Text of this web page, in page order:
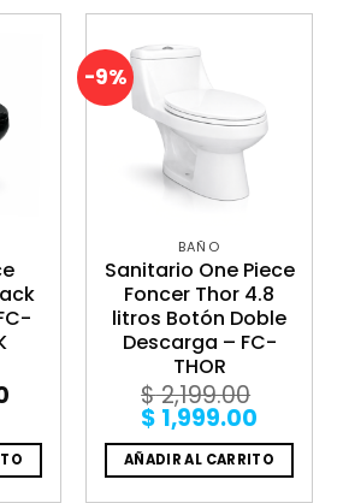
-9%
BAÑO
Sanitario One Piece
Foncer Thor 4.8
litros Botón Doble
Descarga – FC-
THOR
$2,199.00
Original
price
was:
$ 2,199.00.
$ 1,999.00
price
is:
$
AÑADIR AL CARRITO